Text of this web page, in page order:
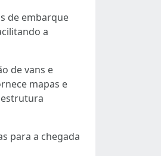
de embarque
a
de vans e
mapas e
para a chegada